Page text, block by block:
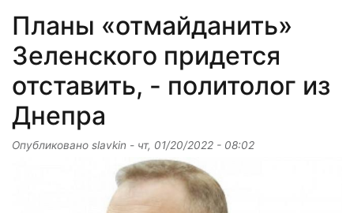
Планы «отмайданить»
Зеленского придется
отставить, - политолог из
Днепра
Опубликовано slavkin - чт, 01/20/2022 - 08:02